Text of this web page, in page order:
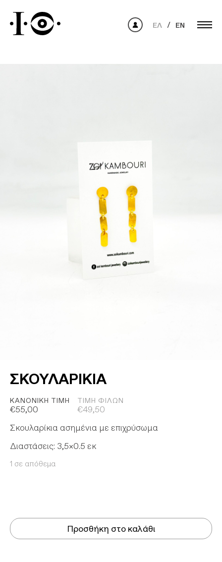
ΕΛ EN
ΣΚΟΥΛΑΡΙΚΙΑ
ΚΑΝΟΝΙΚΉ ΤΙΜΉ
€55,00
ΤΙΜΉ ΦΊΛΩΝ
€49,50
Σκουλαρίκια ασημένια με επιχρύσωμα
Διαστάσεις: 3,5×0.5 εκ
1 σε απόθεμα
Προσθήκη στο καλάθι